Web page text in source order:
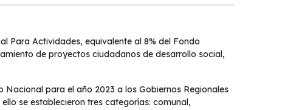
Para Actividades, equivalente al 8% del Fondo
de proyectos ciudadanos de desarrollo social,
para el año 2023 a los Gobiernos Regionales
se establecieron tres categorías: comunal,